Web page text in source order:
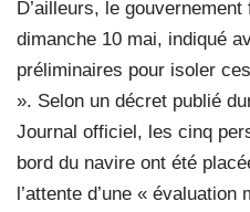
D’ailleurs, le
dimanche 10 mai, indiqué
préliminaires pour isoler
». Selon un décret publié
Journal officiel, les cinq
bord du navire ont été
l’attente d’une «